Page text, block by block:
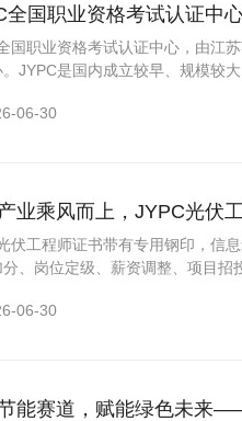
全国职业资格考试认证中
国职业资格考试认证中心，由江
。JYPC是国内成立较早、规模较
06-30
业乘风而上，JYPC光伏
伏工程师证书带有专用钢印，信
、岗位定级、薪资调整、项目
06-30
能赛道，赋能绿色未来